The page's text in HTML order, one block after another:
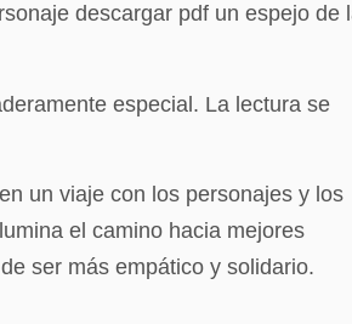
descargar pdf un espejo de
especial. La lectura se
un viaje con los personajes y los
el camino hacia mejores
ser más empático y solidario.